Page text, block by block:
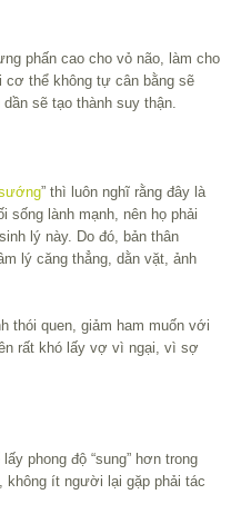
phấn cao cho vỏ não, làm cho
cơ thể không tự cân bằng sẽ
sẽ tạo thành suy thận.
” thì luôn nghĩ rằng đây là
lành mạnh, nên họ phải
lý này. Do đó, bản thân
lý căng thẳng, dằn vặt, ảnh
thói quen, giảm ham muốn với
rất khó lấy vợ vì ngại, vì sợ
phong độ “sung” hơn trong
không ít người lại gặp phải tác